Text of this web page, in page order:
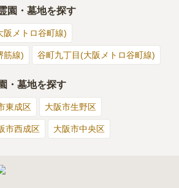
園・墓地を探す
阪メトロ谷町線)
筋線) 谷町九丁目(大阪メトロ谷町線)
・墓地を探す
東成区 大阪市生野区
市西成区 大阪市中央区